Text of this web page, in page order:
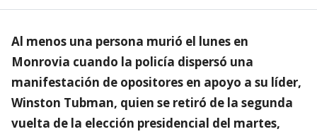
Al menos una persona murió el lunes en
Monrovia cuando la policía dispersó una
manifestación de opositores en apoyo a su líder,
Winston Tubman, quien se retiró de la segunda
vuelta de la elección presidencial del martes,